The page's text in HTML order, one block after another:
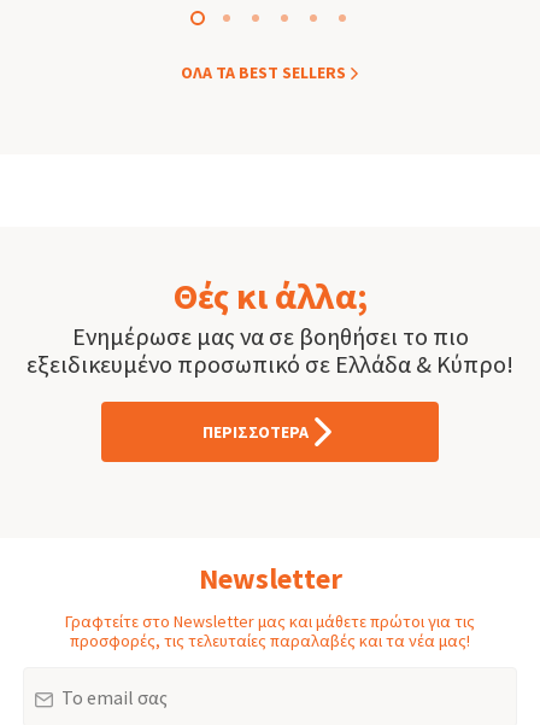
ΟΛA ΤΑ BEST SELLERS
Θές κι άλλα;
Ενημέρωσε μας να σε βοηθήσει το πιο
εξειδικευμένο προσωπικό σε Ελλάδα & Κύπρο!
ΠΕΡΙΣΣΟΤΕΡΑ
Newsletter
Γραφτείτε στο Newsletter μας και μάθετε πρώτοι για τις
προσφορές, τις τελευταίες παραλαβές και τα νέα μας!